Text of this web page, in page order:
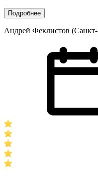
Подробнее
Андрей Феклистов (Санкт-